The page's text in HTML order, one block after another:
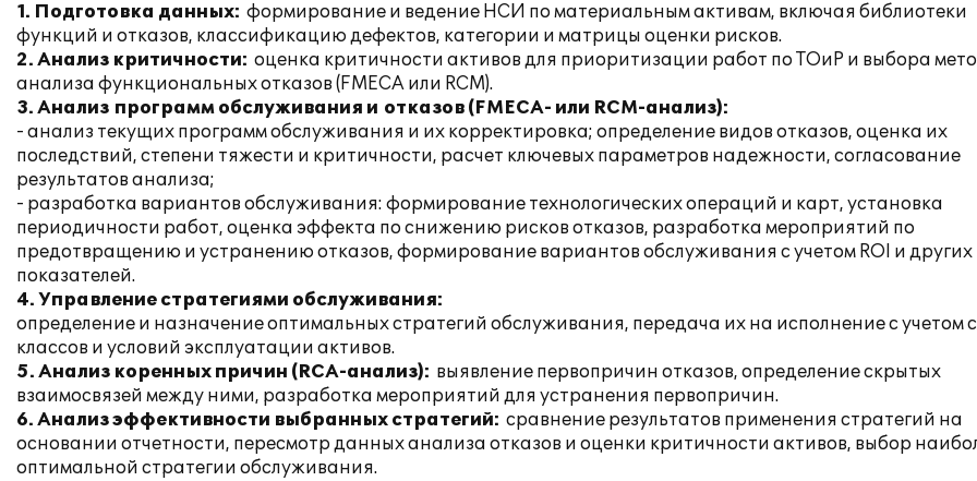
1. Подготовка данных: формирование и ведение НСИ по материальным активам, включая библиотеки
функций и отказов, классификацию дефектов, категории и матрицы оценки рисков.
2. Анализ критичности: оценка критичности активов для приоритизации работ по ТОиР и выбора
анализа функциональных отказов (FMECA или RCM).
3. Анализ программ обслуживания и отказов (FMECA- или RCM-анализ):
- анализ текущих программ обслуживания и их корректировка; определение видов отказов, оценка их
последствий, степени тяжести и критичности, расчет ключевых параметров надежности, согласование
результатов анализа;
- разработка вариантов обслуживания: формирование технологических операций и карт, установка
периодичности работ, оценка эффекта по снижению рисков отказов, разработка мероприятий по
предотвращению и устранению отказов, формирование вариантов обслуживания с учетом ROI и других
показателей.
4. Управление стратегиями обслуживания:
определение и назначение оптимальных стратегий обслуживания, передача их на исполнение с учетом
классов и условий эксплуатации активов.
5. Анализ коренных причин (RCA-анализ): выявление первопричин отказов, определение скрытых
взаимосвязей между ними, разработка мероприятий для устранения первопричин.
6. Анализ эффективности выбранных стратегий: сравнение результатов применения стратегий на
основании отчетности, пересмотр данных анализа отказов и оценки критичности активов, выбор
оптимальной стратегии обслуживания.